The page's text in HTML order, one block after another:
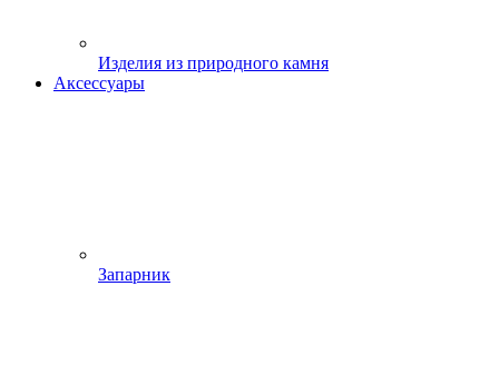
Изделия из природного камня
Аксессуары
Запарник